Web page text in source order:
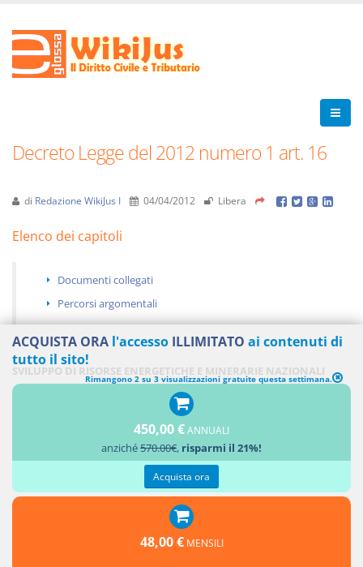
Decreto Legge del 2012 numero 1 art. 16
di Redazione WikiJus I 04/04/2012 Libera
Elenco dei capitoli
Documenti collegati
Percorsi argomentali
SVILUPPO DI RISORSE ENERGETICHE E MINERARIE NAZIONALI
STRATEGICHE
ACQUISTA ORA l'accesso ILLIMITATO ai contenuti di
tutto il sito!
Rimangono 2 su 3 visualizzazioni gratuite questa settimana.
450,00 €ANNUALI
anziché570.00€, risparmi il 21%!
Acquista ora
48,00 € MENSILI